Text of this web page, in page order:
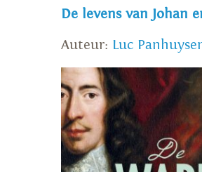
De levens van Johan
Auteur: Luc